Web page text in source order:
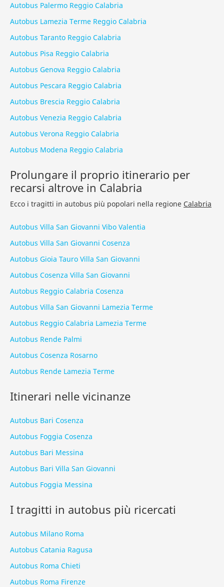
Autobus Palermo Reggio Calabria
Autobus Lamezia Terme Reggio Calabria
Autobus Taranto Reggio Calabria
Autobus Pisa Reggio Calabria
Autobus Genova Reggio Calabria
Autobus Pescara Reggio Calabria
Autobus Brescia Reggio Calabria
Autobus Venezia Reggio Calabria
Autobus Verona Reggio Calabria
Autobus Modena Reggio Calabria
Prolungare il proprio itinerario per
recarsi altrove in Calabria
Ecco i tragitti in autobus più popolari nella regione Calabria
Autobus Villa San Giovanni Vibo Valentia
Autobus Villa San Giovanni Cosenza
Autobus Gioia Tauro Villa San Giovanni
Autobus Cosenza Villa San Giovanni
Autobus Reggio Calabria Cosenza
Autobus Villa San Giovanni Lamezia Terme
Autobus Reggio Calabria Lamezia Terme
Autobus Rende Palmi
Autobus Cosenza Rosarno
Autobus Rende Lamezia Terme
Itinerari nelle vicinanze
Autobus Bari Cosenza
Autobus Foggia Cosenza
Autobus Bari Messina
Autobus Bari Villa San Giovanni
Autobus Foggia Messina
I tragitti in autobus più ricercati
Autobus Milano Roma
Autobus Catania Ragusa
Autobus Roma Chieti
Autobus Roma Firenze